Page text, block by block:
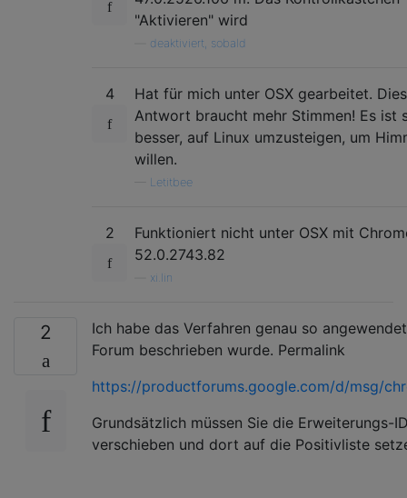
"Aktivieren" wird
deaktiviert, sobald
4
Hat für mich unter OSX gearbeitet.
Antwort braucht mehr Stimmen! Es ist
besser, auf Linux umzusteigen, um
willen.
Letitbee
2
Funktioniert nicht unter OSX mit
52.0.2743.82
xi.lin
2
Ich habe das Verfahren genau so
Forum beschrieben wurde. Permalink
https://productforums.google.com/d/msg/
Grundsätzlich müssen Sie die Erweiterungs-
verschieben und dort auf die Positivliste